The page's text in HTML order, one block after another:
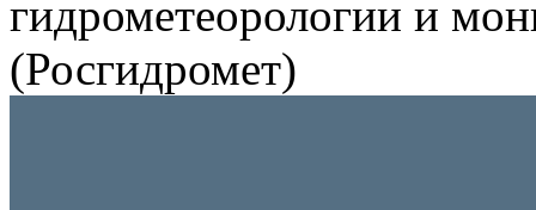
гидрометеорологии и
(Росгидромет)